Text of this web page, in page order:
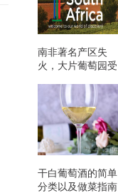
南非著名产区失
火，大片葡萄园受
干白葡萄酒的简单
分类以及做菜指南